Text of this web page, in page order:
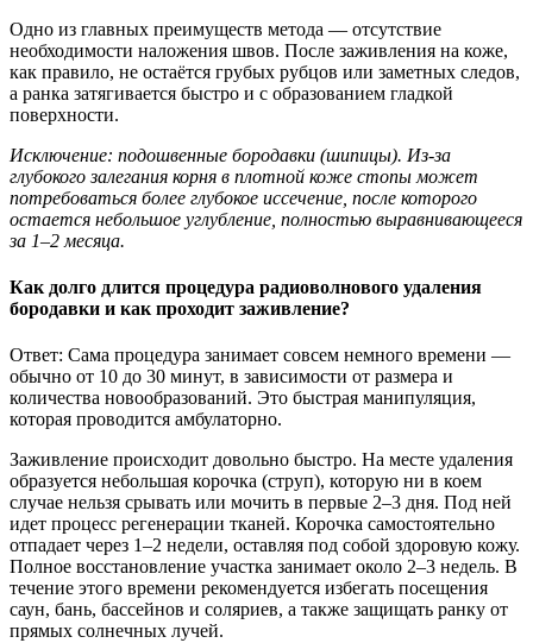
Одно из главных преимуществ метода — отсутствие
необходимости наложения швов. После заживления на коже,
как правило, не остаётся грубых рубцов или заметных следов,
а ранка затягивается быстро и с образованием гладкой
поверхности.
Исключение: подошвенные бородавки (шипицы). Из-за
глубокого залегания корня в плотной коже стопы может
потребоваться более глубокое иссечение, после которого
остается небольшое углубление, полностью выравнивающееся
за 1–2 месяца.
Как долго длится процедура радиоволнового удаления
бородавки и как проходит заживление?
Ответ: Сама процедура занимает совсем немного времени —
обычно от 10 до 30 минут, в зависимости от размера и
количества новообразований. Это быстрая манипуляция,
которая проводится амбулаторно.
Заживление происходит довольно быстро. На месте удаления
образуется небольшая корочка (струп), которую ни в коем
случае нельзя срывать или мочить в первые 2–3 дня. Под ней
идет процесс регенерации тканей. Корочка самостоятельно
отпадает через 1–2 недели, оставляя под собой здоровую кожу.
Полное восстановление участка занимает около 2–3 недель. В
течение этого времени рекомендуется избегать посещения
саун, бань, бассейнов и соляриев, а также защищать ранку от
прямых солнечных лучей.